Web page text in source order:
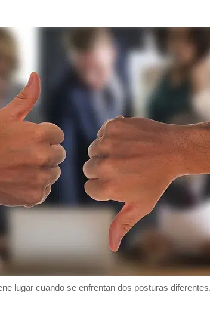
lugar cuando se enfrentan dos posturas